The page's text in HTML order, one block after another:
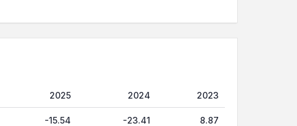
2025 2024 2023
-15.54 -23.41 8.87